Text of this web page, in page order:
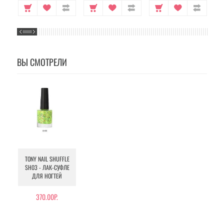
ВЫ СМОТРЕЛИ
TONY NAIL SHUFFLE
SH03 - ЛАК-СУФЛЕ
ДЛЯ НОГТЕЙ
370.00Р.